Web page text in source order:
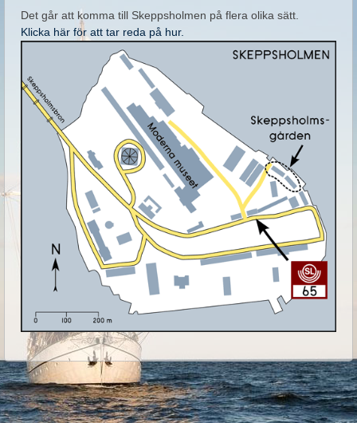
Det går att komma till Skeppsholmen på flera olika sätt.
Klicka här för att tar reda på hur.